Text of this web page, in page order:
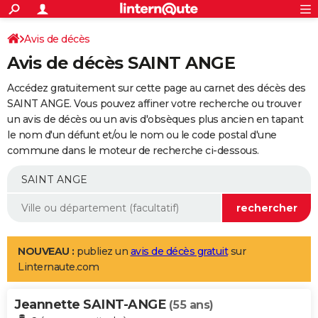
ACTUALITÉS
Politique
Société
Faits Divers
Education
Monde
Villes
+
SPORT
Coupe du monde 2026
Football
Tennis
Cyclisme
Rugby
Forum
Programme TV
TNT
Streaming
Cinéma
Sorties cinéma
Musique
+
FINANCE
Impôts
Immobilier
Risques naturels par ville
Banque
Assurance
Crédit
AUTO
Essais
Réserver un essai
Citadines
Berlines
SUV
Forum auto
+
Mobiles
Meilleur smartphone
Internet
Ordinateurs
Jeux vidéo
Guide high-tech
Aménagement intérieur
LIFESTYLE
Art de vivre
Bien-être
Loisirs
Mode
Modes de vie
Alimentation
Guide de la santé
Maladies
Médicaments
Sommeil
VOYAGE
Avis de décès
Avis de décès SAINT ANGE
Accédez gratuitement sur cette page au carnet des décès des
SAINT ANGE. Vous pouvez affiner votre recherche ou trouver
un avis de décès ou un avis d'obsèques plus ancien en tapant
le nom d'un défunt et/ou le nom ou le code postal d'une
commune dans le moteur de recherche ci-dessous.
NOUVEAU : publiez un avis de décès gratuitsur
Linternaute.com
Jeannette SAINT-ANGE (55 ans)